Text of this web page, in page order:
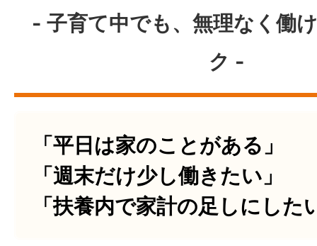
- 子育て中でも、無理なく働
ク -
「平日は家のことがある」
「週末だけ少し働きたい」
「扶養内で家計の足しにした